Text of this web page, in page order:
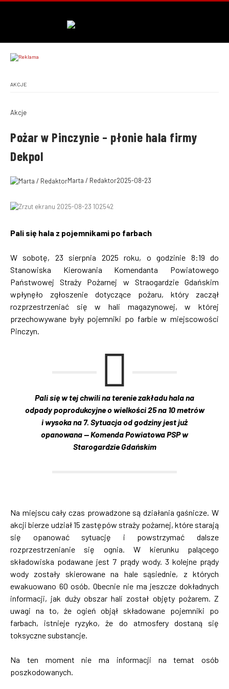
AKCJE
Akcje
Pożar w Pinczynie – płonie hala firmy
Dekpol
Marta / Redaktor2025-08-23
Pali się hala z pojemnikami po farbach
W sobotę, 23 sierpnia 2025 roku, o godzinie 8:19 do
Stanowiska Kierowania Komendanta Powiatowego
Państwowej Straży Pożarnej w Straogardzie Gdańskim
wpłynęło zgłoszenie dotyczące pożaru, który zaczął
rozprzestrzeniać się w hali magazynowej, w której
przechowywane były pojemniki po farbie w miejscowości
Pinczyn.
Pali się w tej chwili na terenie zakładu hala na
odpady poprodukcyjne o wielkości 25 na 10 metrów
i wysoka na 7. Sytuacja od godziny jest już
opanowana — Komenda Powiatowa PSP w
Starogardzie Gdańskim
Na miejscu cały czas prowadzone są działania gaśnicze. W
akcji bierze udział 15 zastępów straży pożarnej, które starają
się opanować sytuację i powstrzymać dalsze
rozprzestrzenianie się ognia. W kierunku palącego
składowiska podawane jest 7 prądy wody. 3 kolejne prądy
wody zostały skierowane na hale sąsiednie, z których
ewakuowano 60 osób. Obecnie nie ma jeszcze dokładnych
informacji, jak duży obszar hali został objęty pożarem. Z
uwagi na to, że ogień objął składowane pojemniki po
farbach, istnieje ryzyko, że do atmosfery dostaną się
toksyczne substancje.
Na ten moment nie ma informacji na temat osób
poszkodowanych.